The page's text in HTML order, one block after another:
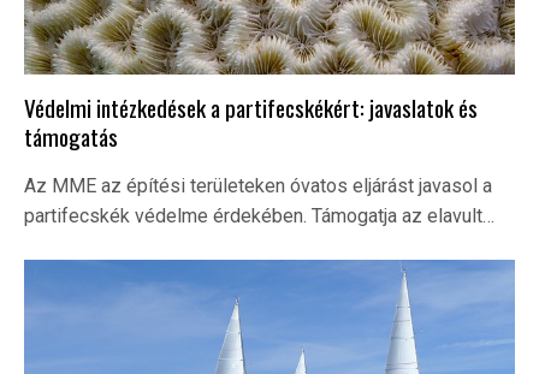
Védelmi intézkedések a partifecskékért: javaslatok és
támogatás
Az MME az építési területeken óvatos eljárást javasol a
partifecskék védelme érdekében. Támogatja az elavult…